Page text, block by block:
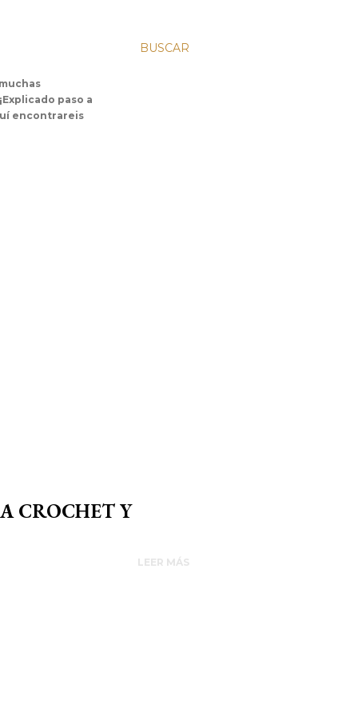
BUSCAR
paso a
encontrareis
CROCHET Y
LEER MÁS